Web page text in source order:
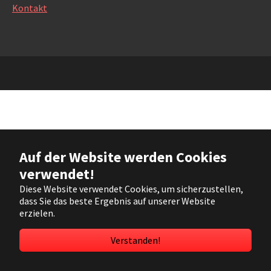
Auf der Website werden Cookies
verwendet!
Diese Website verwendet Cookies, um sicherzustellen,
dass Sie das beste Ergebnis auf unserer Website
erzielen.
Verstanden!
Kontakt